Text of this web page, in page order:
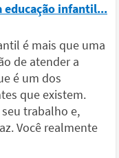
educação infantil...
é mais que uma
de atender a
é um dos
que existem.
trabalho e,
Você realmente